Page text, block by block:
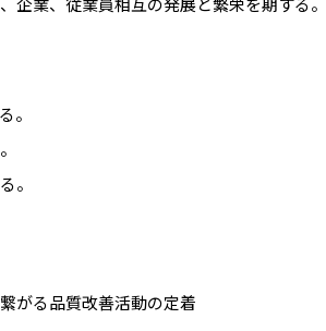
。
。
がる品質改善活動の定着